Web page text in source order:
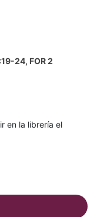
24, FOR 2
en la librería el